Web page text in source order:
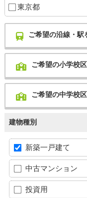
東京都
ご希望の沿線・駅
ご希望の小学校
ご希望の中学校
建物種別
新築一戸建て
中古マンション
投資用